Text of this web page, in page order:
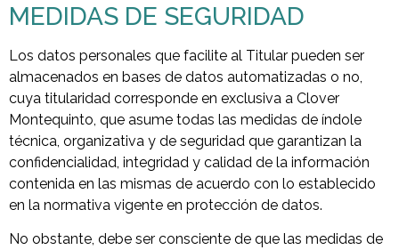
MEDIDAS DE SEGURIDAD
Los datos personales que facilite al Titular pueden ser
almacenados en bases de datos automatizadas o no,
cuya titularidad corresponde en exclusiva a Clover
Montequinto, que asume todas las medidas de índole
técnica, organizativa y de seguridad que garantizan la
confidencialidad, integridad y calidad de la información
contenida en las mismas de acuerdo con lo establecido
en la normativa vigente en protección de datos.
No obstante, debe ser consciente de que las medidas de